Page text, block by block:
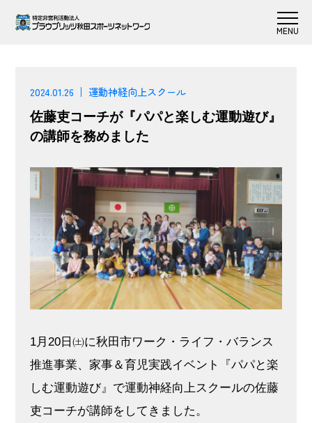
2024.01.26
運動神経向上スクール
佐藤吏コーチが『パパと楽しむ運動遊び』
の講師を務めました
1月20日㈯に秋田市ワーク・ライフ・バランス
推進事業、家事＆育児実践イベント『パパと楽
しむ運動遊び』で運動神経向上スクールの佐藤
吏コーチが講師をしてきました。